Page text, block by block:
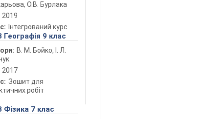
О.В. Бурлака
2019
Інтегрований курс
Географія 9 клас
В. М. Бойко, І. Л.
2017
Зошит для
робіт
Фізика 7 клас